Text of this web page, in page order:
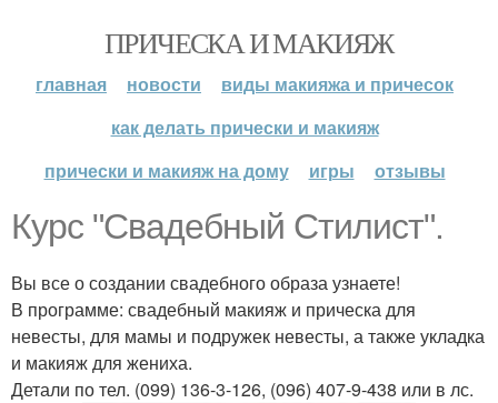
ПРИЧЕСКА И МАКИЯЖ
главная новости
виды макияжа и причесок
как делать прически и макияж
прически и макияж на дому
игры отзывы
Курс "Свадебный Стилист".
Вы все о создании свадебного образа узнаете!
В программе: свадебный макияж и прическа для
невесты, для мамы и подружек невесты, а также укладка
и макияж для жениха.
Детали по тел. (099) 136-3-126, (096) 407-9-438 или в лс.